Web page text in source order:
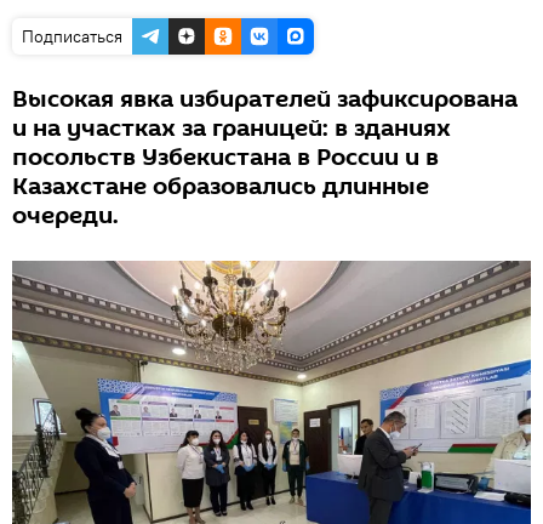
Подписаться
Высокая явка избирателей зафиксирована
и на участках за границей: в зданиях
посольств Узбекистана в России и в
Казахстане образовались длинные
очереди.